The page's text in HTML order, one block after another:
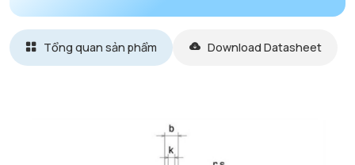
Tổng quan sản phẩm Download Datasheet